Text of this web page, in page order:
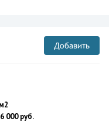
Добавить
000 руб.